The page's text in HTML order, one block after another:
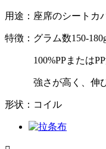
用途：座席のシートカ
特徴：グラム数150-
100%PPまたはPP
強さが高く、伸び
形状：コイル